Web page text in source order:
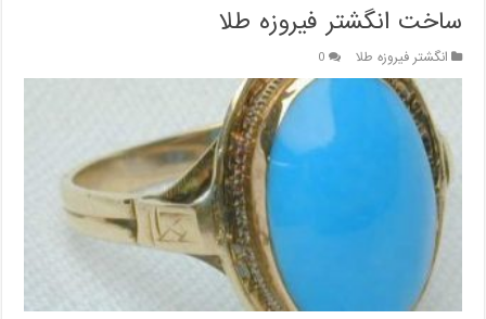
ساخت انگشتر فیروزه طلا
انگشتر فیروزه طلا 0